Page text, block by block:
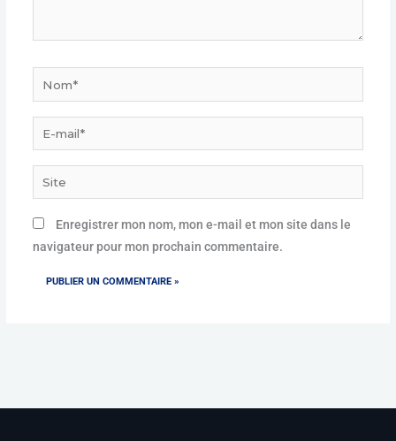
mail*
Site
Enregistrer mon nom, mon e-mail et mon site dans le
navigateur pour mon prochain commentaire.